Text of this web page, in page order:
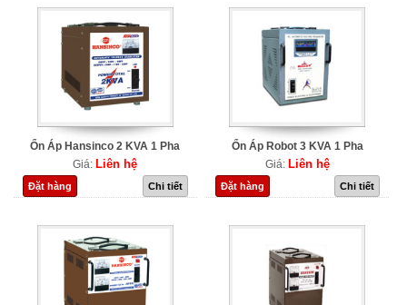
Ổn Áp Hansinco 2 KVA 1 Pha
Giá: Liên hệ
Đặt hàng Chi tiết
Ổn Áp Robot 3 KVA 1 Pha
Giá: Liên hệ
Đặt hàng Chi tiết